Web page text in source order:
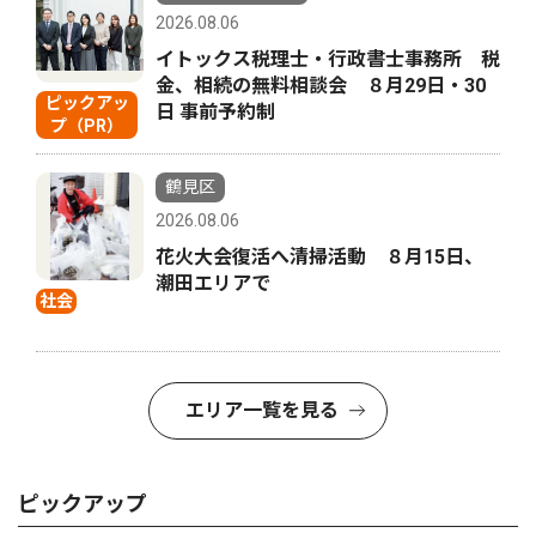
ピックアッ
プ（PR）
2026.08.06
イトックス税理士・行政書士事務所 税
金、相続の無料相談会 ８月29日・30
日 事前予約制
社会
鶴見区
2026.08.06
花火大会復活へ清掃活動 ８月15日、
潮田エリアで
エリア一覧を見る
ピックアップ